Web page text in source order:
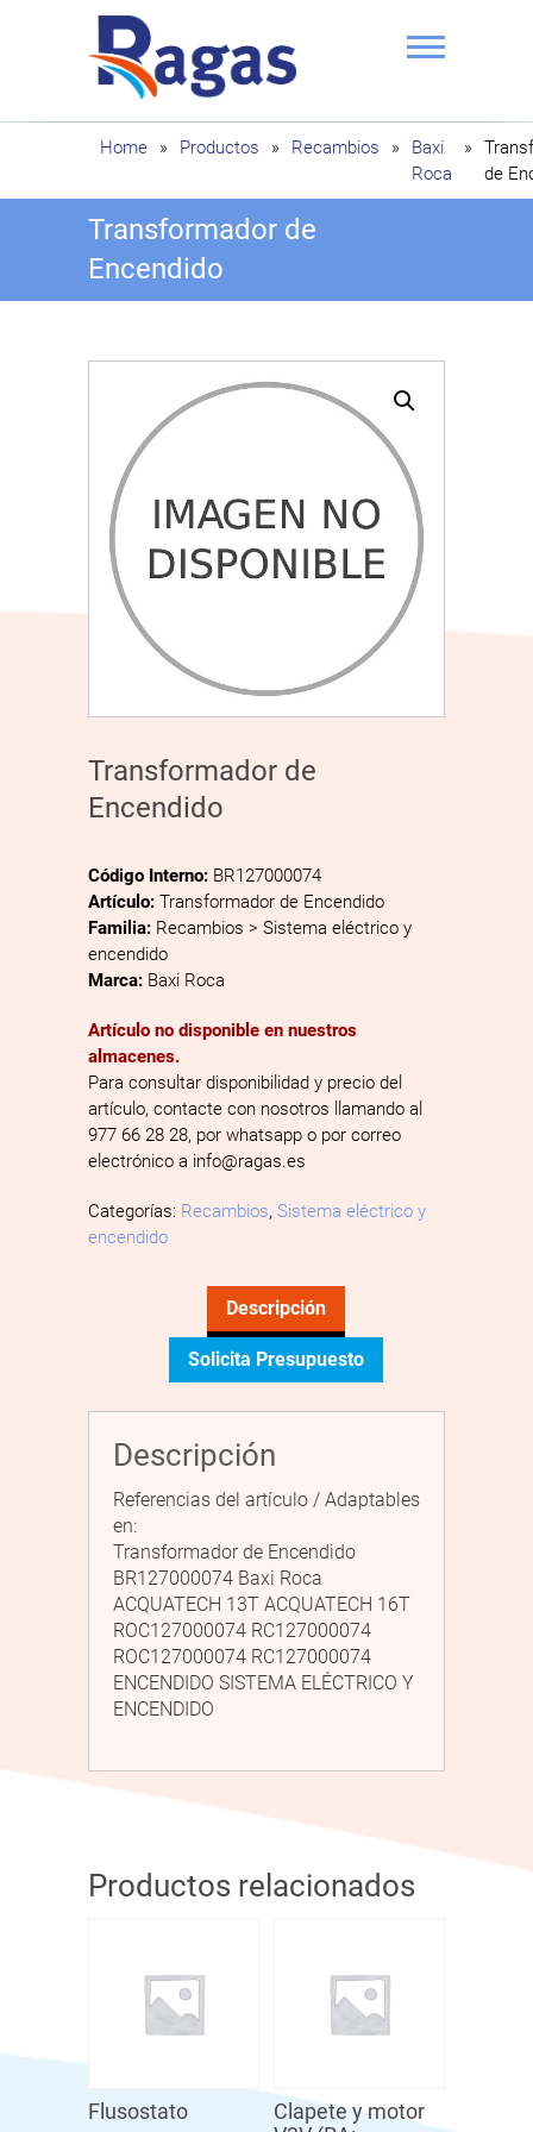
Ragas
Home » Productos » Recambios »
Baxi
Roca
»
de
Transformador de
Encendido
Transformador de
Encendido
Código Interno: BR127000074
Artículo: Transformador de Encendido
Familia: Recambios > Sistema eléctrico y
encendido
Marca: Baxi Roca
Artículo no disponible en nuestros
almacenes.
Para consultar disponibilidad y precio del
artículo, contacte con nosotros llamando al
977 66 28 28, por whatsapp o por correo
electrónico a info@ragas.es
Categorías: Recambios, Sistema eléctrico y
encendido
Descripción
Solicita Presupuesto
Descripción
Referencias del artículo / Adaptables
en:
Transformador de Encendido
BR127000074 Baxi Roca
ACQUATECH 13T ACQUATECH 16T
ROC127000074 RC127000074
ROC127000074 RC127000074
ENCENDIDO SISTEMA ELÉCTRICO Y
ENCENDIDO
Productos relacionados
Flusostato
Clapete y motor